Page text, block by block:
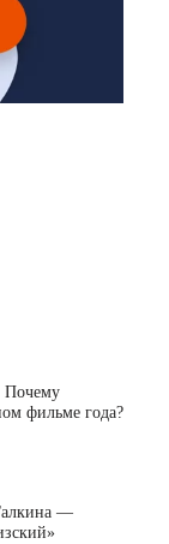
Почему
фильме года?
—